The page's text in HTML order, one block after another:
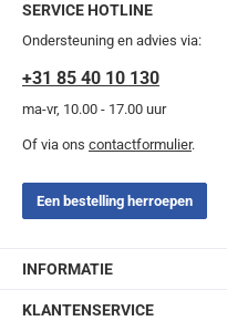
SERVICE HOTLINE
Ondersteuning en advies via:
+31 85 40 10 130
ma-vr, 10.00 - 17.00 uur
Of via ons contactformulier.
Een bestelling herroepen
INFORMATIE
KLANTENSERVICE